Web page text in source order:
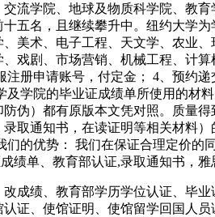
流学院、地球及物质科学院、教
五名，且继续攀升中。纽约大学
美术、电子工程、天文学、农业
戏剧、市场营销、机械工程、计
册申请账号，付定金； 4、预约
及学院的毕业证成绩单所使用的材
伪）都有原版本文凭对照。质量
取通知书，在读证明等相关材料
的优势： 我们在保证合理定价
成绩单、教育部认证,录取通知书，
成绩、教育部学历学位认证、毕
证、使馆证明、使馆留学回国人